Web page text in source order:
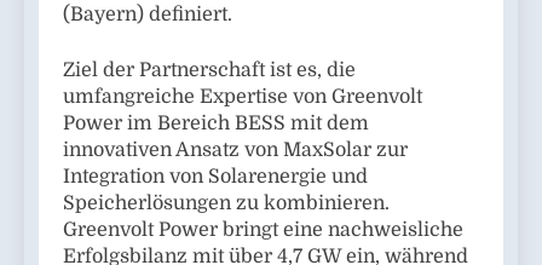
(Bayern) definiert.
Ziel der Partnerschaft ist es, die
umfangreiche Expertise von Greenvolt
Power im Bereich BESS mit dem
innovativen Ansatz von MaxSolar zur
Integration von Solarenergie und
Speicherlösungen zu kombinieren.
Greenvolt Power bringt eine nachweisliche
Erfolgsbilanz mit über 4,7 GW ein, während